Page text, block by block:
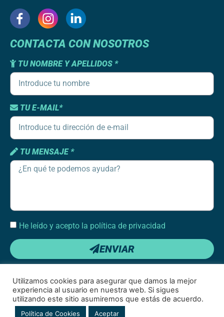
CONTACTA CON NOSOTROS
TU NOMBRE Y APELLIDOS *
TU E-MAIL*
TU MENSAJE *
He leído y acepto la política de privacidad
ENVIAR
Condiciones de uso|Política de cookies|
Utilizamos cookies para asegurar que damos la mejor
experiencia al usuario en nuestra web. Si sigues
utilizando este sitio asumiremos que estás de acuerdo.
Política de Cookies Aceptar